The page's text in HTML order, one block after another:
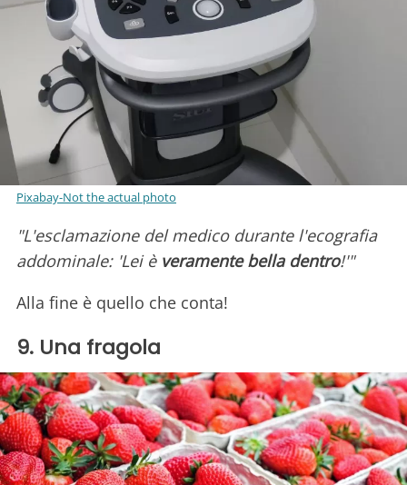
Pixabay-Not the actual photo
"L'esclamazione del medico durante l'ecografia
addominale: 'Lei è veramente bella dentro!'"
Alla fine è quello che conta!
9. Una fragola